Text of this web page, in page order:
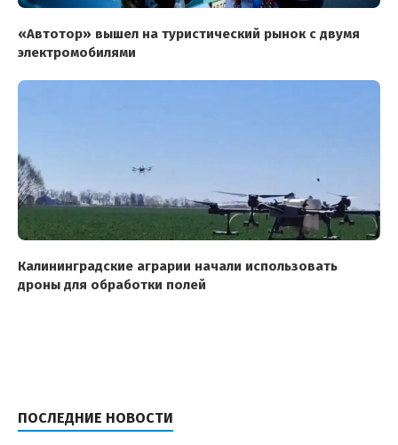
«Автотор» вышел на туристический рынок с двумя
электромобилями
Калининградские аграрии начали использовать
дроны для обработки полей
ПОСЛЕДНИЕ НОВОСТИ